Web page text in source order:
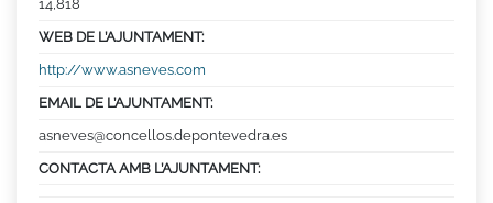
14,818
WEB DE L’AJUNTAMENT:
http://www.asneves.com
EMAIL DE L’AJUNTAMENT:
asneves@concellos.depontevedra.es
CONTACTA AMB L’AJUNTAMENT: